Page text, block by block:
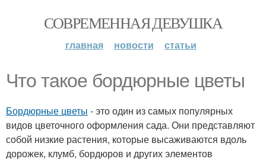
СОВРЕМЕННАЯ ДЕВУШКА
главная новости статьи
Что такое бордюрные цветы
Бордюрные цветы - это один из самых популярных
видов цветочного оформления сада. Они представляют
собой низкие растения, которые высаживаются вдоль
дорожек, клумб, бордюров и других элементов